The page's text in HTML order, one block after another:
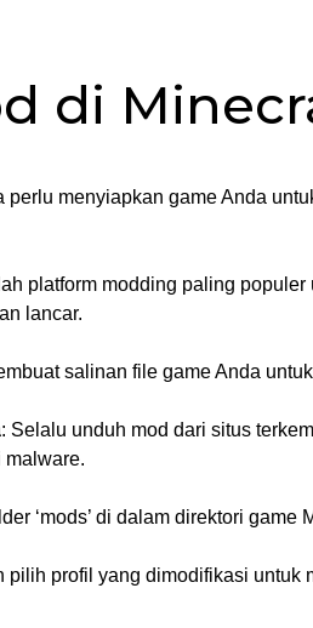
di
menyiapkan game Anda
platform modding paling
lancar.
salinan file game Anda
: Selalu unduh mod dari situs
malware.
‘mods’ di dalam direktori game
pilih profil yang dimodifikasi untuk